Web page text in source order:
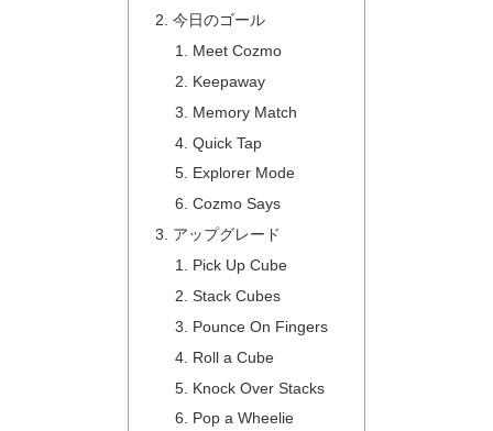
今日のゴール
Meet Cozmo
Keepaway
Memory Match
Quick Tap
Explorer Mode
Cozmo Says
アップグレード
Pick Up Cube
Stack Cubes
Pounce On Fingers
Roll a Cube
Knock Over Stacks
Pop a Wheelie